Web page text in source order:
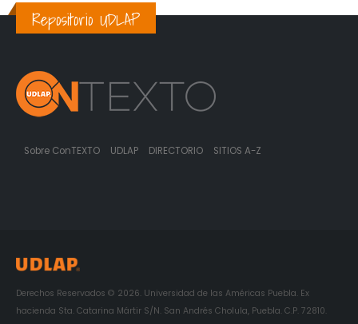
Repositorio UDLAP
Sobre ConTEXTO UDLAP DIRECTORIO SITIOS A-Z
Derechos Reservados © 2026. Universidad de las Américas Puebla. Ex
hacienda Sta. Catarina Mártir S/N. San Andrés Cholula, Puebla. C.P. 72810.